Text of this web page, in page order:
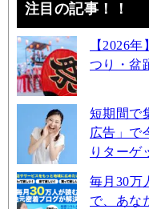
注目の記事！！
【2026
つり・盆
短期間で
広告」で
りターゲ
毎月30万
で、あな